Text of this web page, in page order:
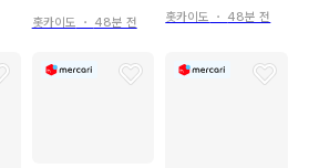
생산 한정판
홋카이도 ・ 48분 전
Barrage 전 6권 세트
홋카이도 ・ 48분 전